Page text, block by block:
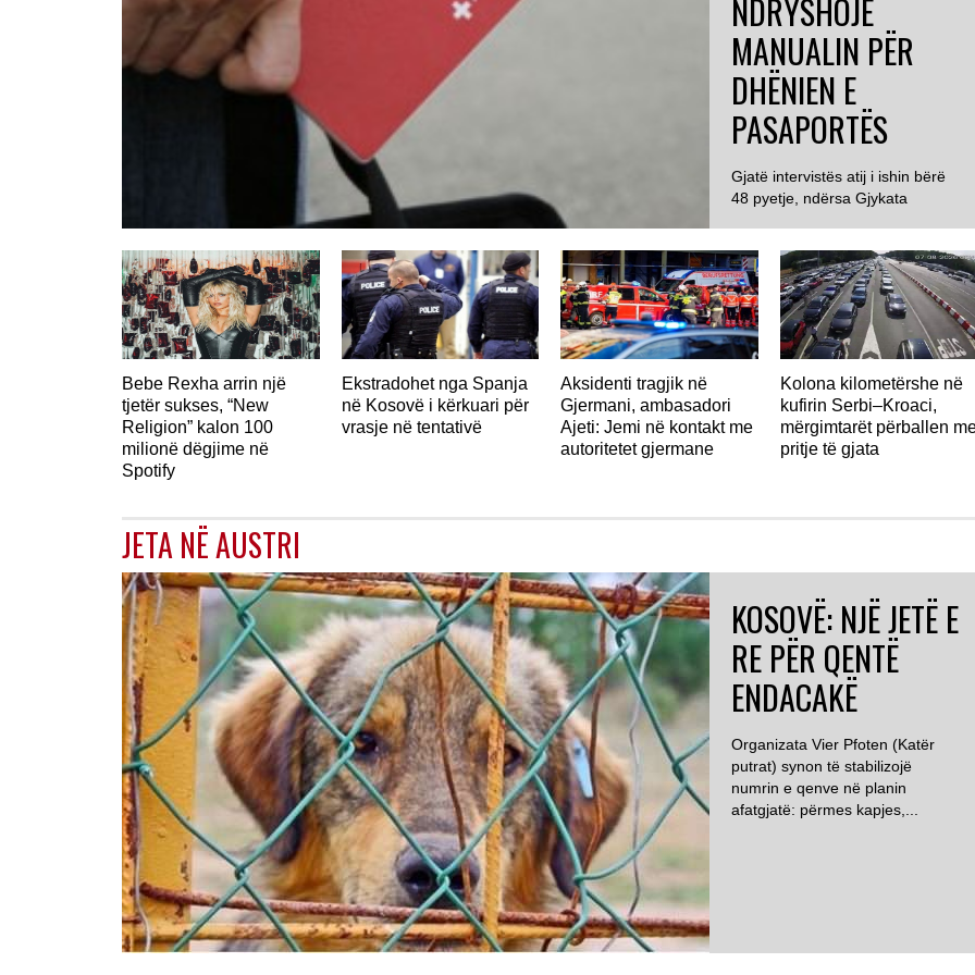
NDRYSHOJË
MANUALIN PËR
DHËNIEN E
PASAPORTËS
Gjatë intervistës atij i ishin bërë
48 pyetje, ndërsa Gjykata
Bebe Rexha arrin një
tjetër sukses, “New
Religion” kalon 100
milionë dëgjime në
Spotify
Ekstradohet nga Spanja
në Kosovë i kërkuari për
vrasje në tentativë
Aksidenti tragjik në
Gjermani, ambasadori
Ajeti: Jemi në kontakt me
autoritetet gjermane
Kolona kilometërshe në
kufirin Serbi–Kroaci,
mërgimtarët përballen
pritje të gjata
JETA NË AUSTRI
KOSOVË: NJË JETË E
RE PËR QENTË
ENDACAKË
Organizata Vier Pfoten (Katër
putrat) synon të stabilizojë
numrin e qenve në planin
afatgjatë: përmes kapjes,...